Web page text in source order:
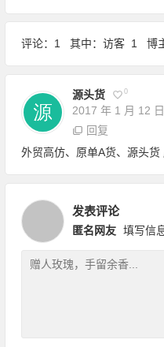
评论：1 其中：访客 1 博
源头货 0
2017 年 1 月 12 日
回复
外贸高仿、原单A货、源头
发表评论
匿名网友 填写信